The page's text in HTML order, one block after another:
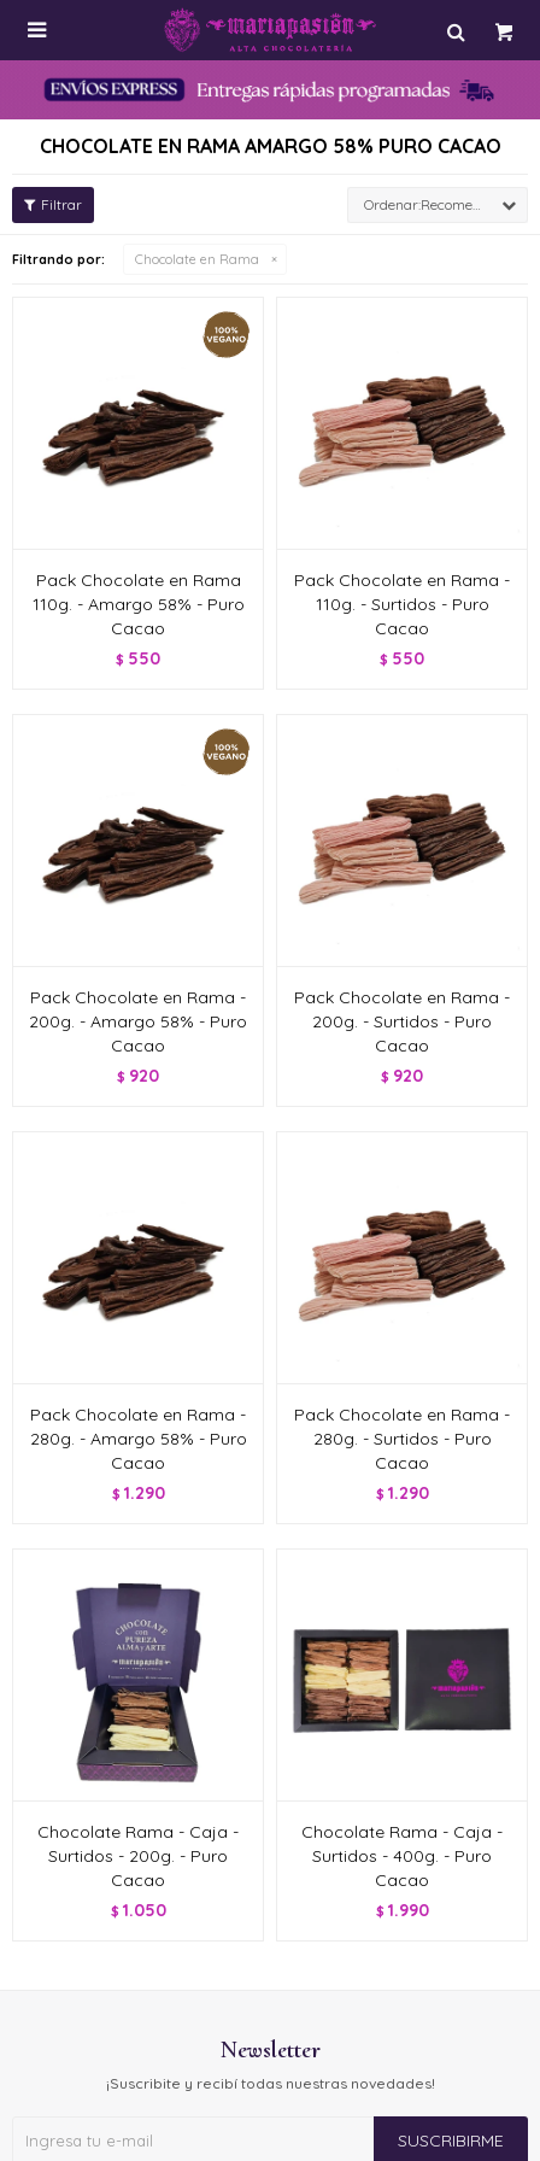

CHOCOLATE EN RAMA AMARGO 58% PURO CACAO
Recomendados
Filtrando por: Chocolate en Rama
Pack Chocolate en Rama
110g. - Amargo 58% - Puro
Cacao
$ 550
Pack Chocolate en Rama -
110g. - Surtidos - Puro
Cacao
$ 550
Pack Chocolate en Rama -
200g. - Amargo 58% - Puro
Cacao
$ 920
Pack Chocolate en Rama -
200g. - Surtidos - Puro
Cacao
$ 920
Pack Chocolate en Rama -
280g. - Amargo 58% - Puro
Cacao
$ 1.290
Pack Chocolate en Rama -
280g. - Surtidos - Puro
Cacao
$ 1.290
Chocolate Rama - Caja -
Surtidos - 200g. - Puro
Cacao
$ 1.050
Chocolate Rama - Caja -
Surtidos - 400g. - Puro
Cacao
$ 1.990
Newsletter
¡Suscribite y recibí todas nuestras novedades!
SUSCRIBIRME